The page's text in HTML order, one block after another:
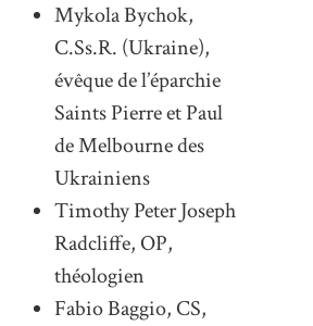
Mykola Bychok,
C.Ss.R. (Ukraine),
évêque de l’éparchie
Saints Pierre et Paul
de Melbourne des
Ukrainiens
Timothy Peter Joseph
Radcliffe, OP,
théologien
Fabio Baggio, CS,